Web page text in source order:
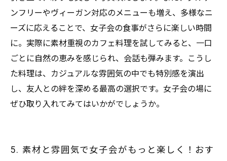
ンフリーやヴィーガン対応のメニューも増え、多様なニ
ーズに応えることで、女子会の食事がさらに楽しい時間
に。実際に素材重視のカフェ料理を試してみると、一口
ごとに自然の恵みを感じられ、会話も弾みます。こうし
た料理は、カジュアルな雰囲気の中でも特別感を演出
し、友人との絆を深める最高の選択です。女子会の場に
ぜひ取り入れてみてはいかがでしょうか。
5. 素材と雰囲気で女子会がもっと楽しく！おす